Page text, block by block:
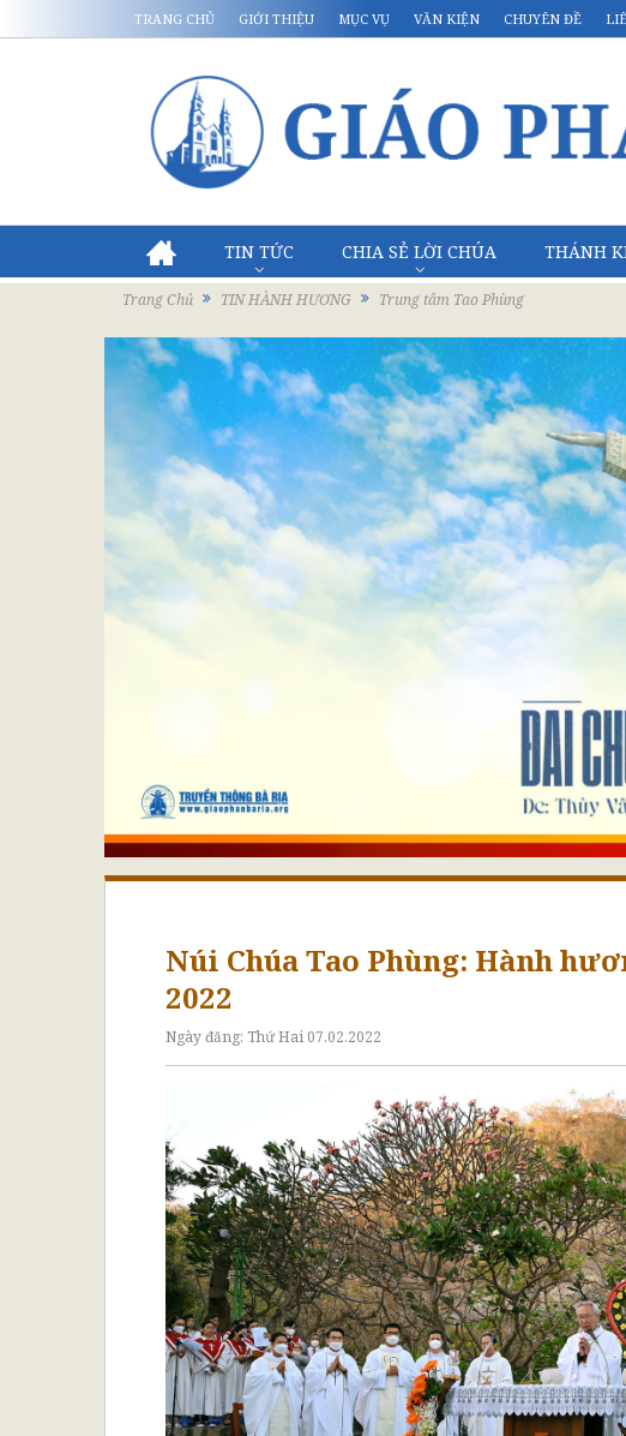
TRANG CHỦ GIỚI THIỆU MỤC VỤ VĂN KIỆN CHUYÊN ĐỀ
TIN TỨC CHIA SẺ LỜI CHÚA THÁNH
Trang Chủ TIN HÀNH HƯƠNG Trung tâm Tao Phùng
Núi Chúa Tao Phùng: Hành
2022
Ngày đăng: Thứ Hai 07.02.2022